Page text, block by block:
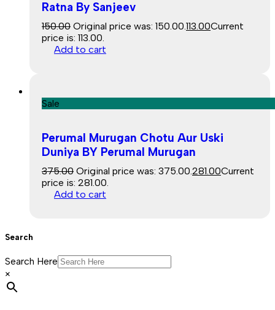
Ratna By Sanjeev
150.00 Original price was: ₹150.00. 113.00Current
price is: ₹113.00.
Add to cart
Sale
Perumal Murugan Chotu Aur Uski
Duniya BY Perumal Murugan
375.00 Original price was: ₹375.00. 281.00Current
price is: ₹281.00.
Add to cart
Search
Search Here
×